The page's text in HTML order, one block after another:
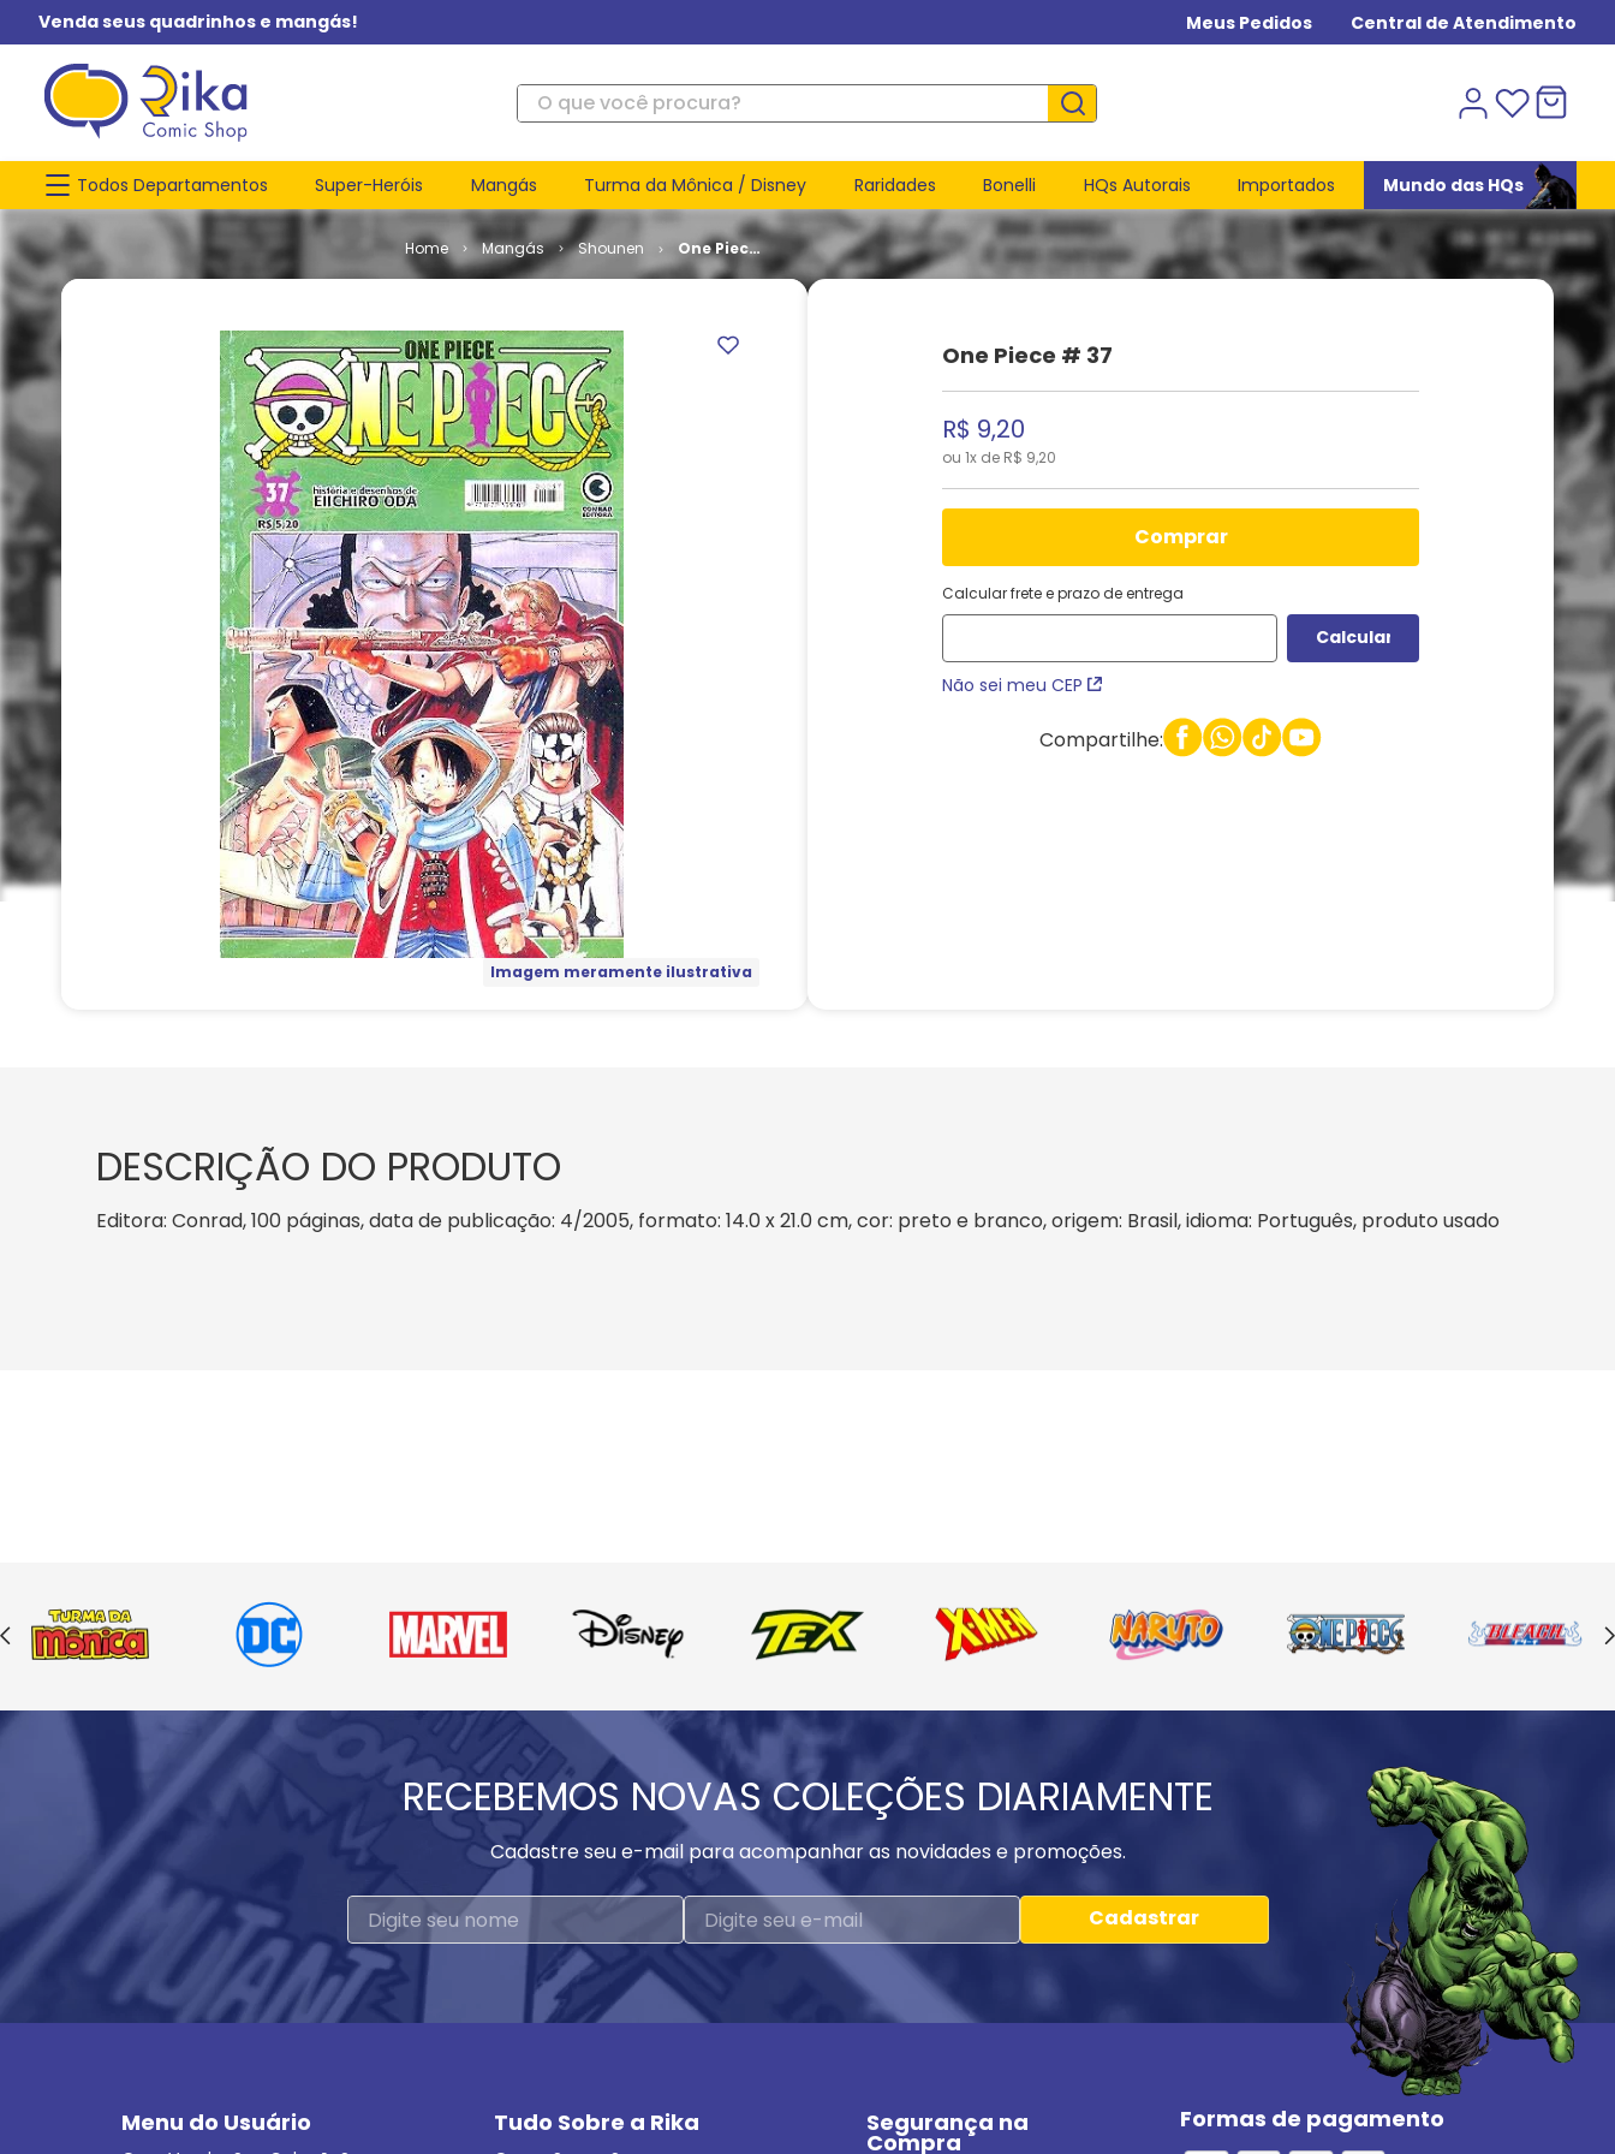
Venda seus quadrinhos e mangás! Meus Pedidos Central de Atendimento
O que você procura?
Todos Departamentos Super-Heróis Mangás Turma da Mônica / Disney Raridades Bonelli HQs Autorais Importados Mundo das HQs
Mangás Shounen
One Piece
# 37
Imagem meramente ilustrativa
One Piece # 37
R$ 9,20
ou 1x de R$ 9,20
comprar
Calcular frete e prazo de entrega
Não sei meu CEP
Compartilhe:
DESCRIÇÃO DO PRODUTO
Editora: Conrad, 100 páginas, data de publicação: 4/2005, formato: 14.0 x 21.0 cm, cor: preto e branco, origem: Brasil, idioma: Português, produto usado
RECEBEMOS NOVAS COLEÇÕES DIARIAMENTE
Cadastre seu e-mail para acompanhar as novidades e promoções.
Cadastrar
Menu do Usuário Tudo Sobre a Rika Segurança na
Compra
Formas de pagamento